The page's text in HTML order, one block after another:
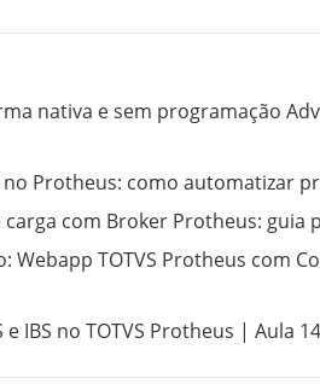
nativa e sem programação
Protheus: como automatizar
com Broker Protheus: guia
Webapp TOTVS Protheus com
e IBS no TOTVS Protheus | Aula 14